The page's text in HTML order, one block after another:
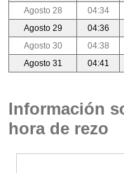
Agosto 28
04:34
Agosto 29
04:36
Agosto 30
04:38
Agosto 31
04:41
Información
hora de rezo